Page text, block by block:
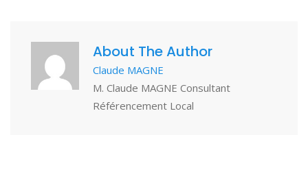
About The Author
Claude MAGNE
M. Claude MAGNE Consultant
Référencement Local